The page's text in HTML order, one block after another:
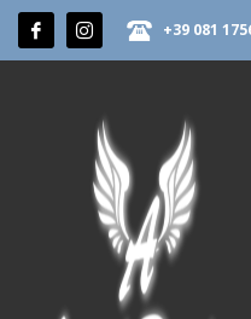
+39 081